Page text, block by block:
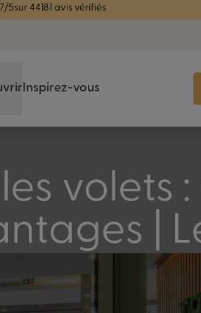
5sur 44181 avis vérifiés
Inspirez-vous
volets
|